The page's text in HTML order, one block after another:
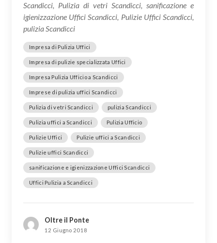
Scandicci, Pulizia di vetri Scandicci, sanificazione e
igienizzazione Uffici Scandicci, Pulizie Uffici Scandicci,
pulizia Scandicci
Impresa di Pulizia Uffici
Impresa di pulizie specializzata Uffici
Impresa Pulizia Ufficio a Scandicci
Imprese di pulizia uffici Scandicci
Pulizia di vetri Scandicci pulizia Scandicci
Pulizia uffici a Scandicci Pulizia Ufficio
Pulizie Uffici Pulizie uffici a Scandicci
Pulizie uffici Scandicci
sanificazione e igienizzazione Uffici Scandicci
Uffici Pulizia a Scandicci
Oltre il Ponte
12 Giugno 2018